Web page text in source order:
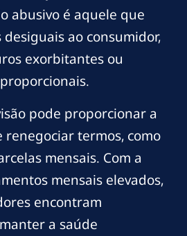
abusivo é aquele que
ao consumidor,
exorbitantes ou
pode proporcionar a
termos, como
mensais. Com a
mensais elevados,
encontram
a saúde